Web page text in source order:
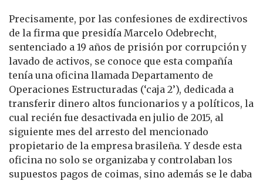
Precisamente, por las confesiones de exdirectivos
de la firma que presidía Marcelo Odebrecht,
sentenciado a 19 años de prisión por corrupción y
lavado de activos, se conoce que esta compañía
tenía una oficina llamada Departamento de
Operaciones Estructuradas (‘caja 2’), dedicada a
transferir dinero altos funcionarios y a políticos, la
cual recién fue desactivada en julio de 2015, al
siguiente mes del arresto del mencionado
propietario de la empresa brasileña. Y desde esta
oficina no solo se organizaba y controlaban los
supuestos pagos de coimas, sino además se le daba